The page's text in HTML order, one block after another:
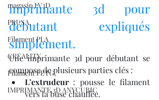
magasin LV3D
PRUSA,
Filament PLA
CREALITY
Filament PETG,
IMPRIMANTE 3D ANYCUBIC
imprimante 3d pour
débutant expliqués
simplement.
Une imprimante 3d pour débutant se
compose de plusieurs parties clés :
L’extrudeur : pousse le filament
vers la buse chauffée.